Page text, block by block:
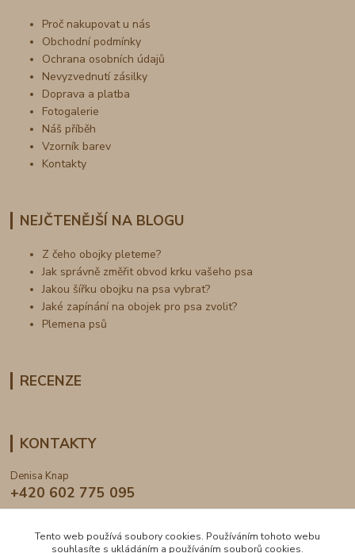
Proč nakupovat u nás
Obchodní podmínky
Ochrana osobních údajů
Nevyzvednutí zásilky
Doprava a platba
Fotogalerie
Náš příběh
Vzorník barev
Kontakty
NEJČTENĚJŠÍ NA BLOGU
Z čeho obojky pleteme?
Jak správně změřit obvod krku vašeho psa
Jakou šířku obojku na psa vybrat?
Jaké zapínání na obojek pro psa zvolit?
Plemena psů
RECENZE
KONTAKTY
Denisa Knap
+420 602 775 095
Tento web používá soubory cookies. Používáním tohoto webu
souhlasíte s ukládáním a používáním souborů cookies.